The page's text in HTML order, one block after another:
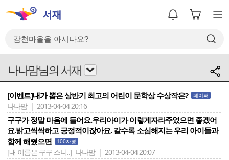
나나맘님의 서재
[이벤트]내가 뽑은 상반기 최고의 어린이 문학상 수상작은? 페이퍼
나나맘 | 2013-04-04 20:16
구구가 정말 마음에 들어요.우리아이가 이렇게자라주었으면 좋겠어
요.밝고씩씩하고 긍정적이잖아요. 갈수록 소심해지는 우리 아이들과
함께 해줬으면
100자평
[내 이름은 구구 스니..] 나나맘 | 2013-04-04 20:07